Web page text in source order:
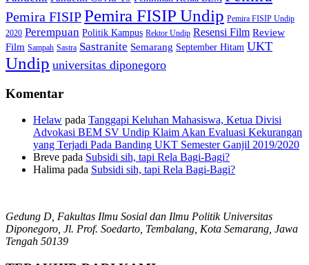
Pemira FISIPPemira FISIP Undip Pemira FISIP Undip
2020 Perempuan Politik Kampus Rektor Undip Resensi Film Review
Film Sampah Sastra Sastranite Semarang September Hitam UKT
Undip universitas diponegoro
Komentar
Helaw pada Tanggapi Keluhan Mahasiswa, Ketua Divisi
Advokasi BEM SV Undip Klaim Akan Evaluasi Kekurangan
yang Terjadi Pada Banding UKT Semester Ganjil 2019/2020
Breve pada Subsidi sih, tapi Rela Bagi-Bagi?
Halima pada Subsidi sih, tapi Rela Bagi-Bagi?
Gedung D, Fakultas Ilmu Sosial dan Ilmu Politik Universitas
Diponegoro, Jl. Prof. Soedarto, Tembalang, Kota Semarang, Jawa
Tengah 50139